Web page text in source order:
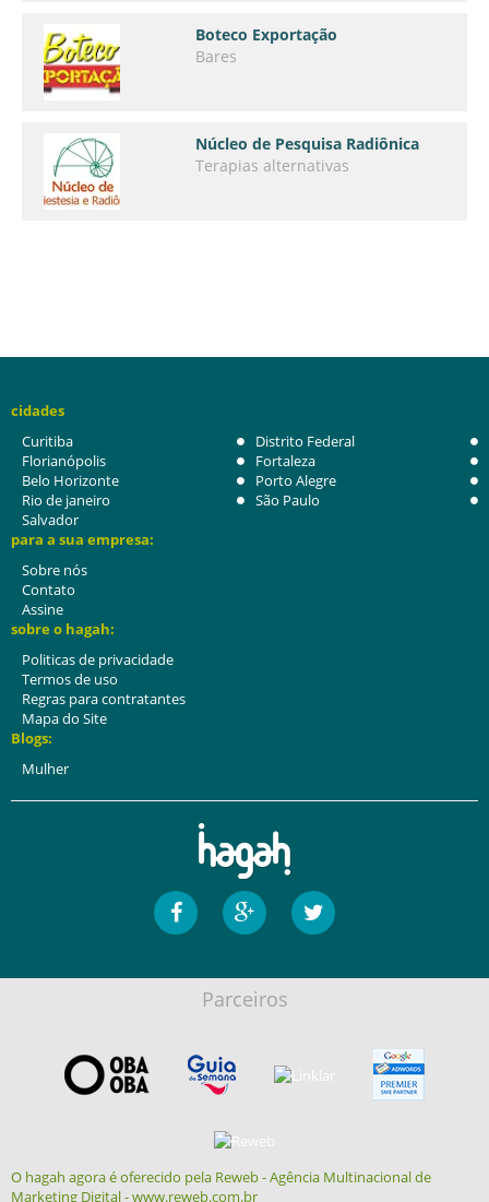
Boteco Exportação
Bares
Núcleo de Pesquisa Radiônica
Terapias alternativas
cidades
Curitiba
Distrito Federal
Florianópolis
Fortaleza
Belo Horizonte
Porto Alegre
Rio de janeiro
São Paulo
Salvador
para a sua empresa:
Sobre nós
Contato
Assine
sobre o hagah:
Politicas de privacidade
Termos de uso
Regras para contratantes
Mapa do Site
Blogs:
Mulher
Parceiros
O hagah agora é oferecido pela Reweb - Agência Multinacional de
Marketing Digital - www.reweb.com.br